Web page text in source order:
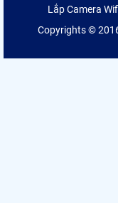
Lắp Camera
Copyrights ©